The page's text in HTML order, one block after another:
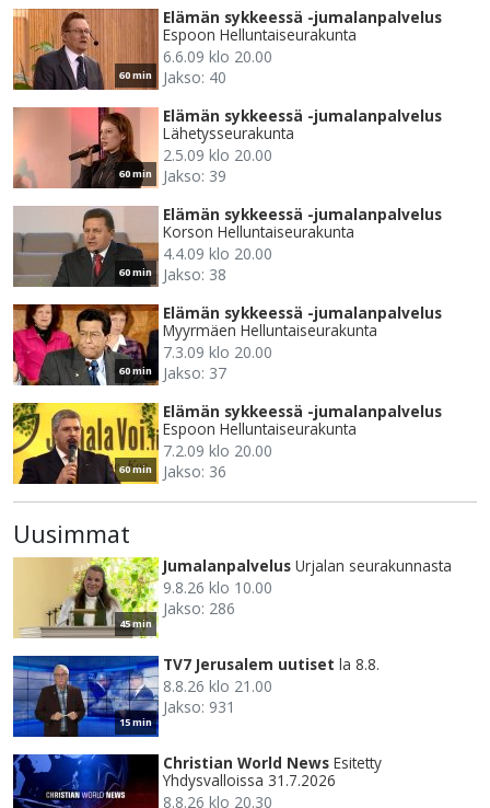
60 min
Elämän sykkeessä -jumalanpalvelus
Espoon Helluntaiseurakunta
6.6.09 klo 20.00
Jakso: 40
60 min
Elämän sykkeessä -jumalanpalvelus
Lähetysseurakunta
2.5.09 klo 20.00
Jakso: 39
60 min
Elämän sykkeessä -jumalanpalvelus
Korson Helluntaiseurakunta
4.4.09 klo 20.00
Jakso: 38
60 min
Elämän sykkeessä -jumalanpalvelus
Myyrmäen Helluntaiseurakunta
7.3.09 klo 20.00
Jakso: 37
60 min
Elämän sykkeessä -jumalanpalvelus
Espoon Helluntaiseurakunta
7.2.09 klo 20.00
Jakso: 36
Uusimmat
45 min
Jumalanpalvelus Urjalan seurakunnasta
9.8.26 klo 10.00
Jakso: 286
15 min
TV7 Jerusalem uutiset la 8.8.
8.8.26 klo 21.00
Jakso: 931
Christian World News Esitetty
Yhdysvalloissa 31.7.2026
8.8.26 klo 20.30